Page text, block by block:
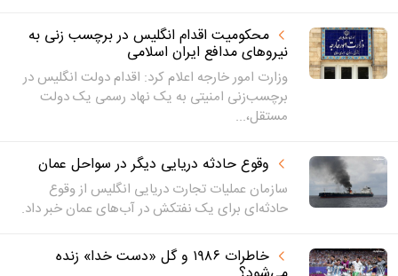
محکومیت اقدام انگلیس در برچسب زنی به
نیروهای مدافع ایران اسلامی
وزارت امور خارجه اعلام کرد: اقدام دولت انگلیس در
برچسب‌زنی امنیتی به یک نهاد رسمی یک دولت
مستقل،...
وقوع حادثه دریایی دیگر در سواحل عمان
سازمان عملیات تجارت دریایی انگلیس از وقوع
حادثه‌ای برای یک نفتکش در آب‌های عمان خبر داد.
خاطرات ۱۹۸۶ و گل «دست خدا» زنده